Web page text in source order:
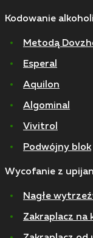
Kodowanie
Metodą
Esperal
Aquilon
Algominal
Vivitrol
Podwójny blok
Wycofanie z
Nagłe
Zakraplacz na